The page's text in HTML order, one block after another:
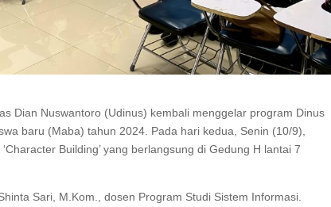
Dian Nuswantoro (Udinus) kembali menggelar program Dinus
baru (Maba) tahun 2024. Pada hari kedua, Senin (10/9),
Building’ yang berlangsung di Gedung H lantai 7
Sari, M.Kom., dosen Program Studi Sistem Informasi.